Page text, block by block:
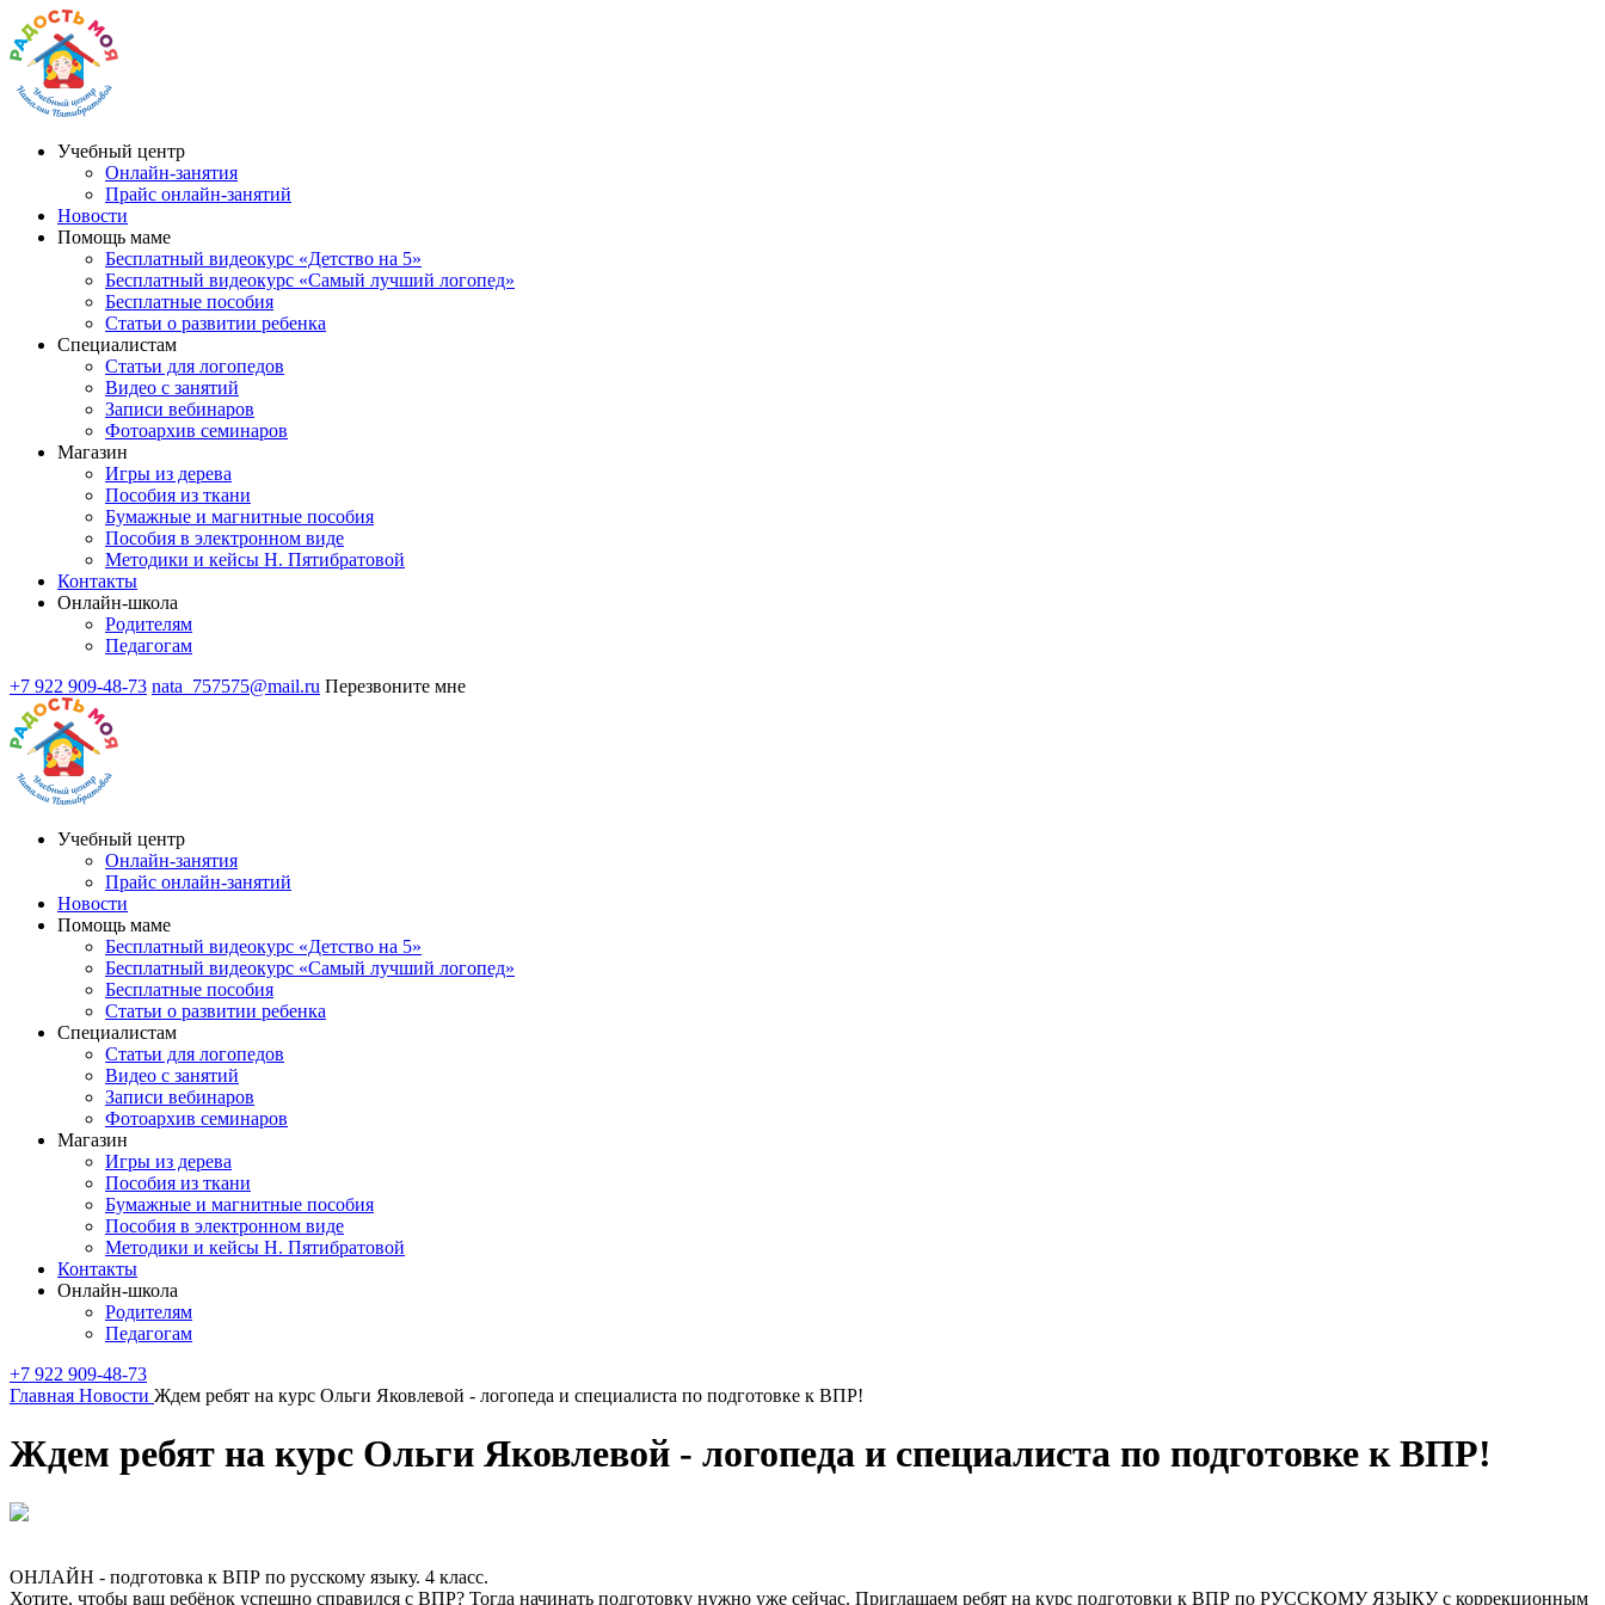
Учебный центр
Онлайн-занятия
Прайс онлайн-занятий
Новости
Помощь маме
Бесплатный видеокурс «Детство на 5»
Бесплатный видеокурс «Самый лучший логопед»
Бесплатные пособия
Статьи о развитии ребенка
Специалистам
Статьи для логопедов
Видео с занятий
Записи вебинаров
Фотоархив семинаров
Магазин
Игры из дерева
Пособия из ткани
Бумажные и магнитные пособия
Пособия в электронном виде
Методики и кейсы Н. Пятибратовой
Контакты
Онлайн-школа
Родителям
Педагогам
+7 922 909-48-73 nata_757575@mail.ru Перезвоните мне
Учебный центр
Онлайн-занятия
Прайс онлайн-занятий
Новости
Помощь маме
Бесплатный видеокурс «Детство на 5»
Бесплатный видеокурс «Самый лучший логопед»
Бесплатные пособия
Статьи о развитии ребенка
Специалистам
Статьи для логопедов
Видео с занятий
Записи вебинаров
Фотоархив семинаров
Магазин
Игры из дерева
Пособия из ткани
Бумажные и магнитные пособия
Пособия в электронном виде
Методики и кейсы Н. Пятибратовой
Контакты
Онлайн-школа
Родителям
Педагогам
+7 922 909-48-73
Главная Новости Ждем ребят на курс Ольги Яковлевой - логопеда и специалиста по подготовке к ВПР!
Ждем ребят на курс Ольги Яковлевой - логопеда и специалиста по подготовке к ВПР!
ОНЛАЙН - подготовка к ВПР по русскому языку. 4 класс.
Хотите, чтобы ваш ребёнок успешно справился с ВПР? Тогда начинать подготовку нужно уже сейчас. Приглашаем ребят на курс подготовки к ВПР по РУССКОМУ ЯЗЫКУ с коррекционным